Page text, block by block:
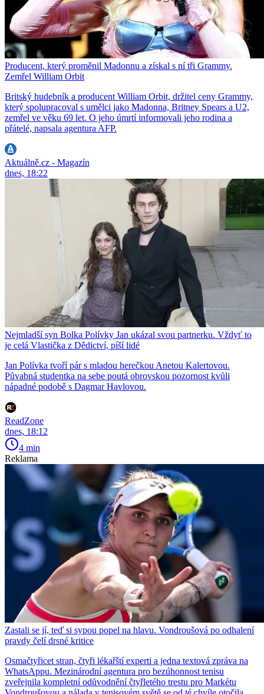
Producent, který proměnil Madonnu a získal s ní tři Grammy.
Zemřel William Orbit
Britský hudebník a producent William Orbit, držitel ceny Grammy,
který spolupracoval s umělci jako Madonna, Britney Spears a U2,
zemřel ve věku 69 let. O jeho úmrtí informovali jeho rodina a
přátelé, napsala agentura AFP.
Aktuálně.cz - Magazín
dnes, 18:22
Nejmladší syn Bolka Polívky Jan ukázal svou partnerku. Vždyť to
je celá Vlastička z Dědictví, píší lidé
Jan Polívka tvoří pár s mladou herečkou Anetou Kalertovou.
Půvabná studentka na sebe poutá obrovskou pozornost kvůli
nápadné podobě s Dagmar Havlovou.
ReadZone
dnes, 18:12
4 min
Reklama
Zastali se jí, teď si sypou popel na hlavu. Vondroušová po odhalení
pravdy čelí drsné kritice
Osmačtyřicet stran, čtyři lékařští experti a jedna textová zpráva na
WhatsAppu. Mezinárodní agentura pro bezúhonnost tenisu
zveřejnila kompletní odůvodnění čtyřletého trestu pro Markétu